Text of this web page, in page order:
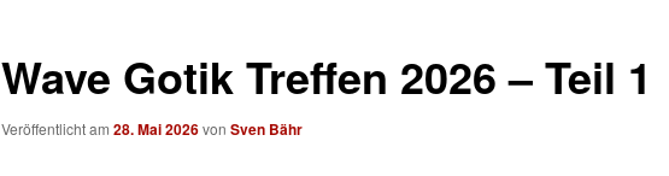
Wave Gotik Treffen 2026 – Teil 1
Veröffentlicht am 28. Mai 2026von Sven Bähr